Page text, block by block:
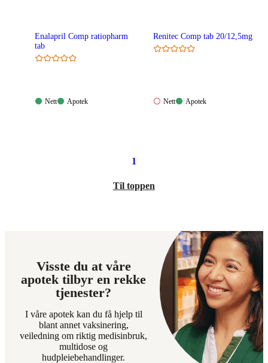
Enalapril Comp ratiopharm
tab
Nett:
Nett
Apotek:
Apotek
Renitec Comp tab 20/12,5mg
Nett:
Nett
Apotek:
Apotek
1
Til toppen
Visste du at våre
apotek tilbyr en rekke
tjenester?
I våre apotek kan du få hjelp til
blant annet vaksinering,
veiledning om riktig medisinbruk,
multidose og
hudpleiebehandlinger.